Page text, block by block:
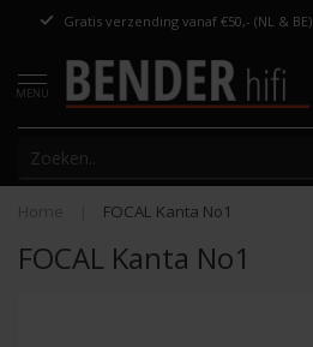
Gratis verzending vanaf €50,- (NL & BE)
MENU
Home FOCAL Kanta No1
FOCAL Kanta No1